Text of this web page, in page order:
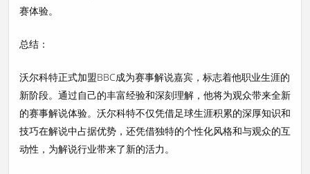
赛体验。
总结：
沃尔科特正式加盟BBC成为赛事解说嘉宾，标志着他职业生涯的
新阶段。通过自己的丰富经验和深刻理解，他将为观众带来全新
的赛事解说体验。沃尔科特不仅凭借足球生涯积累的深厚知识和
技巧在解说中占据优势，还凭借独特的个性化风格和与观众的互
动性，为解说行业带来了新的活力。